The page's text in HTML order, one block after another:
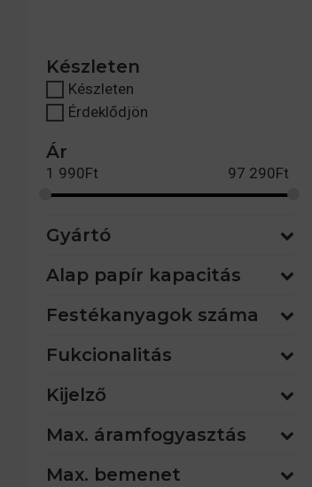
Készleten
Készleten
Érdeklődjön
Ár
1 990Ft 97 290Ft
Gyártó
Alap papír kapacitás
Festékanyagok száma
Fukcionalitás
Kijelző
Max. áramfogyasztás
Max. bemenet